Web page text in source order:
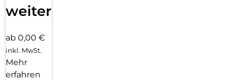
weiter
ab 0,00 €
inkl. MwSt.
Mehr
erfahren